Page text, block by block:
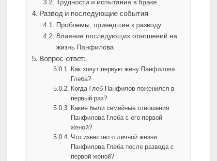
Трудности и испытания в браке
Развод и последующие события
Проблемы, приведшие к разводу
Влияние последующих отношений на
жизнь Панфилова
Вопрос-ответ:
Как зовут первую жену Панфилова
Глеба?
Когда Глеб Панфилов поженился в
первый раз?
Какие были семейные отношения
Панфилова Глеба с его первой
женой?
Что известно о личной жизни
Панфилова Глеба после развода с
первой женой?